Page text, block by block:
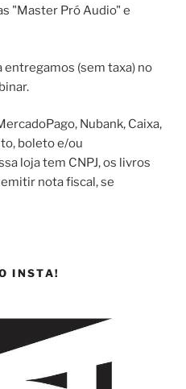
"Master Pró Audio" e
entregamos (sem taxa) no
Nubank, Caixa,
boleto e/ou
loja tem CNPJ, os livros
nota fiscal, se
INSTA!